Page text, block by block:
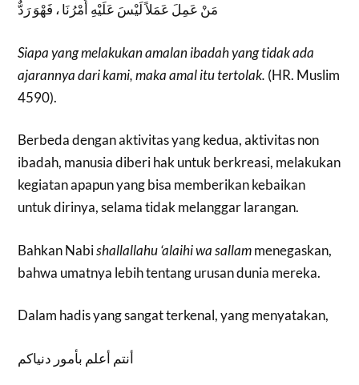
مَنْ عَمِلَ عَمَلاً لَيْسَ عَلَيْهِ أَمْرُنَا ، فَهْوَ رَدٌّ
Siapa yang melakukan amalan ibadah yang tidak ada
ajarannya dari kami, maka amal itu tertolak. (HR. Muslim
4590).
Berbeda dengan aktivitas yang kedua, aktivitas non
ibadah, manusia diberi hak untuk berkreasi, melakukan
kegiatan apapun yang bisa memberikan kebaikan
untuk dirinya, selama tidak melanggar larangan.
Bahkan Nabishallallahu ‘alaihi wa sallammenegaskan,
bahwa umatnya lebih tentang urusan dunia mereka.
Dalam hadis yang sangat terkenal, yang menyatakan,
أنتم أعلم بأمور دنياكم